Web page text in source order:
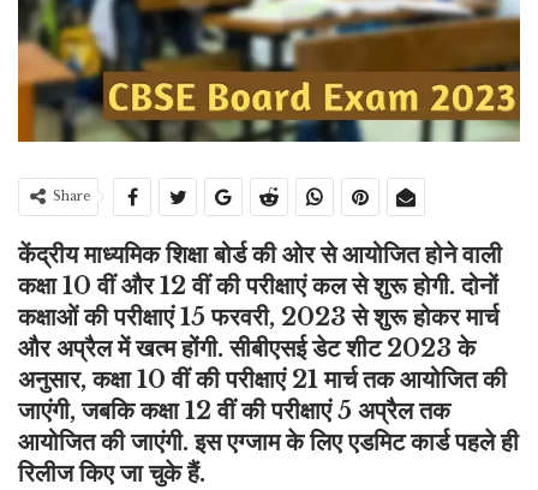
Share
केंद्रीय माध्यमिक शिक्षा बोर्ड की ओर से आयोजित होने वाली
कक्षा 10 वीं और 12 वीं की परीक्षाएं कल से शुरू होगी. दोनों
कक्षाओं की परीक्षाएं 15 फरवरी, 2023 से शुरू होकर मार्च
और अप्रैल में खत्म होंगी. सीबीएसई डेट शीट 2023 के
अनुसार, कक्षा 10 वीं की परीक्षाएं 21 मार्च तक आयोजित की
जाएंगी, जबकि कक्षा 12 वीं की परीक्षाएं 5 अप्रैल तक
आयोजित की जाएंगी. इस एग्जाम के लिए एडमिट कार्ड पहले ही
रिलीज किए जा चुके हैं.